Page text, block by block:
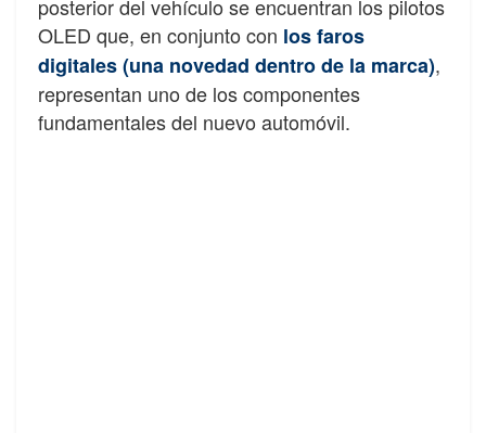
posterior del vehículo se encuentran los pilotos
OLED que, en conjunto con los faros
digitales (una novedad dentro de la marca),
representan uno de los componentes
fundamentales del nuevo automóvil.